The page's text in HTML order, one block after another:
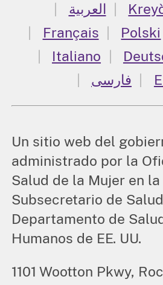
العربية
Français
Polski
Italiano
فارسی
Un sitio web del
administrado por la
Salud de la Mujer en
Subsecretario de
Departamento de
Humanos de EE. UU.
1101 Wootton Pkwy,